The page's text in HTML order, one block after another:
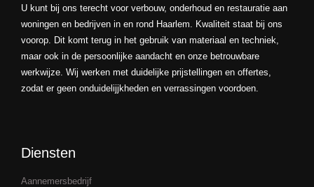
U kunt bij ons terecht voor verbouw, onderhoud en restauratie aan
woningen en bedrijven in en rond Haarlem. Kwaliteit staat bij ons
voorop. Dit komt terug in het gebruik van materiaal en techniek,
maar ook in de persoonlijke aandacht en onze betrouwbare
werkwijze. Wij werken met duidelijke prijstellingen en offertes,
zodat er geen onduidelijjkheden en verrassingen voordoen.
Diensten
Aannemersbedrijf